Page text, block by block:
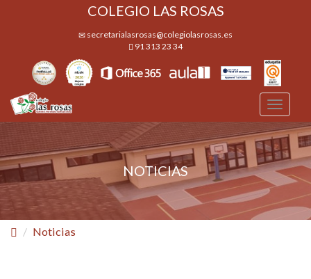
COLEGIO LAS ROSAS
secretarialasrosas@colegiolasrosas.es
91 313 23 34
NOTICIAS
Noticias